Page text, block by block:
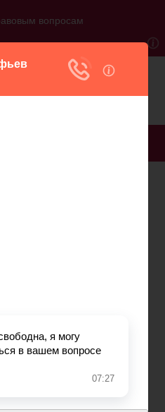
на
повышенные
и раннюю утрату
данный фактор, а
имеет особое
имеют целый
Одной из них является
на пенсию.
с военной службы,